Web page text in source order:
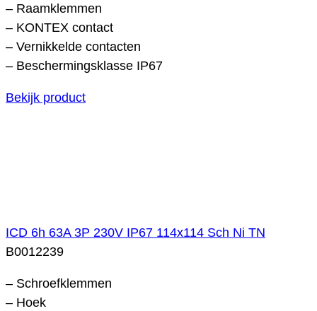
– Raamklemmen
– KONTEX contact
– Vernikkelde contacten
– Beschermingsklasse IP67
Bekijk product
ICD 6h 63A 3P 230V IP67 114x114 Sch Ni TN
B0012239
– Schroefklemmen
– Hoek